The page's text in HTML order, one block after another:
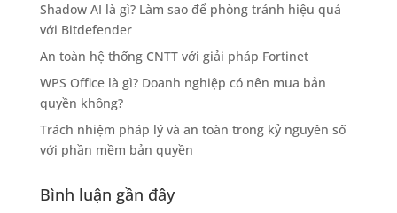
Shadow AI là gì? Làm sao để phòng tránh hiệu quả
với Bitdefender
An toàn hệ thống CNTT với giải pháp Fortinet
WPS Office là gì? Doanh nghiệp có nên mua bản
quyền không?
Trách nhiệm pháp lý và an toàn trong kỷ nguyên số
với phần mềm bản quyền
Bình luận gần đây